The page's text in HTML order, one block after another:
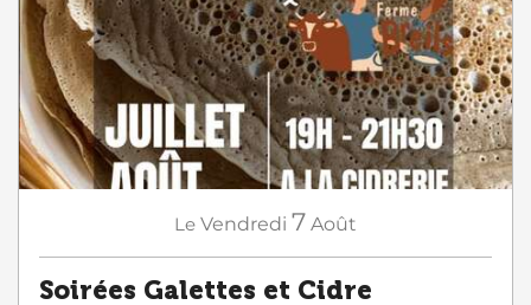
Le Vendredi 7 Août
Soirées Galettes et Cidre